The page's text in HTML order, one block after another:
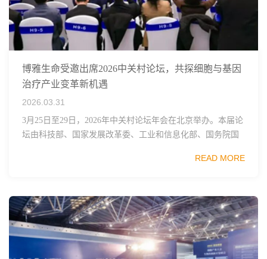
博雅生命受邀出席2026中关村论坛，共探细胞与基因
治疗产业变革新机遇
2026.03.31
3月25日至29日，2026年中关村论坛年会在北京举办。本届论
坛由科技部、国家发展改革委、工业和信息化部、国务院国
READ MORE